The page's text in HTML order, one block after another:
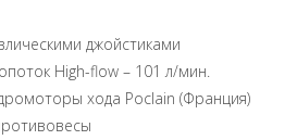
джойстиками
High-flow – 101 л/мин.
хода Poclain (Франция)